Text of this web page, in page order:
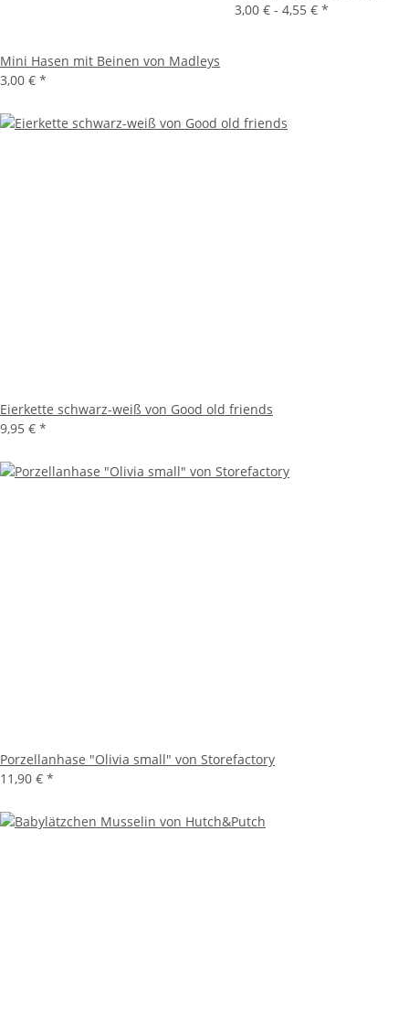
Mini Hasen mit Beinen von Madleys
3,00 € *
3,00 € - 4,55 € *
Eierkette schwarz-weiß von Good old friends
9,95 € *
Porzellanhase "Olivia small" von Storefactory
11,90 € *